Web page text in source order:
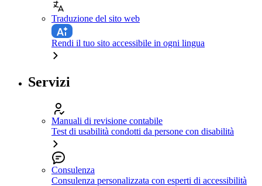
Traduzione del sito web
Rendi il tuo sito accessibile in ogni lingua
Servizi
Manuali di revisione contabile
Test di usabilità condotti da persone con disabilità
Consulenza
Consulenza personalizzata con esperti di accessibilità